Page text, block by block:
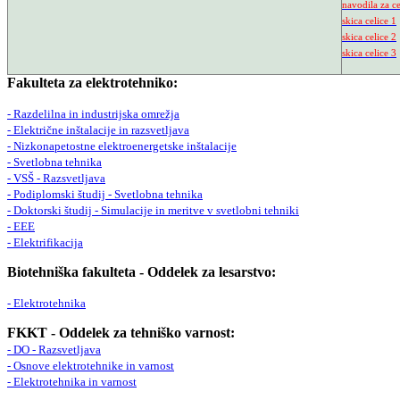
navodila za
skica celice 1
skica celice 2
skica celice 3
Fakulteta za elektrotehniko:
- Razdelilna in industrijska omrežja
- Električne inštalacije in razsvetljava
- Nizkonapetostne elektroenergetske inštalacije
- Svetlobna tehnika
- VSŠ - Razsvetljava
- Podiplomski študij - Svetlobna tehnika
- Doktorski študij - Simulacije in meritve v svetlobni tehniki
- EEE
- Elektrifikacija
Biotehniška fakulteta - Oddelek za lesarstvo:
- Elektrotehnika
FKKT - Oddelek za tehniško varnost:
- DO - Razsvetljava
- Osnove elektrotehnike in varnost
- Elektrotehnika in varnost